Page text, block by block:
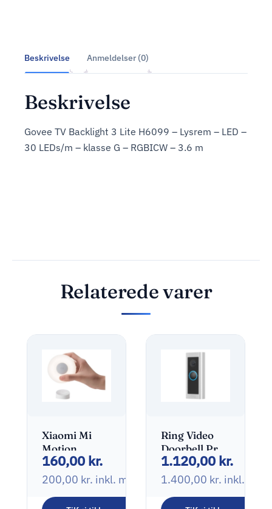
Beskrivelse Anmeldelser (0)
Beskrivelse
Govee TV Backlight 3 Lite H6099 – Lysrem – LED –
30 LEDs/m – klasse G – RGBICW – 3.6 m
Relaterede varer
Xiaomi Mi
Motion
Activated 2
Nattelys
0.34W 2800K
Varmt gult lys
160,00 kr.
200,00 kr. inkl. moms
Ring Video
Doorbell Pro
2
Dørringeklokke
1.120,00 kr.
1.400,00 kr. inkl.